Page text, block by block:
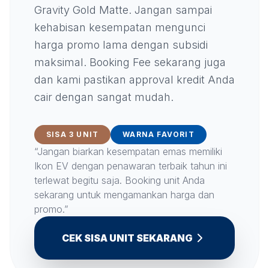
Gravity Gold Matte. Jangan sampai
kehabisan kesempatan mengunci
harga promo lama dengan subsidi
maksimal. Booking Fee sekarang juga
dan kami pastikan approval kredit Anda
cair dengan sangat mudah.
SISA 3 UNIT WARNA FAVORIT
“Jangan biarkan kesempatan emas memiliki
Ikon EV dengan penawaran terbaik tahun ini
terlewat begitu saja. Booking unit Anda
sekarang untuk mengamankan harga dan
promo.”
CEK SISA UNIT SEKARANG